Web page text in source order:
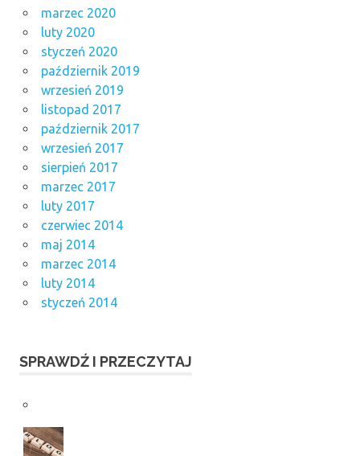
marzec 2020
luty 2020
styczeń 2020
październik 2019
wrzesień 2019
listopad 2017
październik 2017
wrzesień 2017
sierpień 2017
marzec 2017
luty 2017
czerwiec 2014
maj 2014
marzec 2014
luty 2014
styczeń 2014
SPRAWDŹ I PRZECZYTAJ